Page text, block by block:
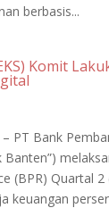
berbasis...
Komit
PT Bank
Banten”)
(BPR) Quartal 2
keuangan